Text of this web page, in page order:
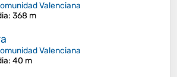
Valenciana
: 368 m
Valenciana
: 40 m